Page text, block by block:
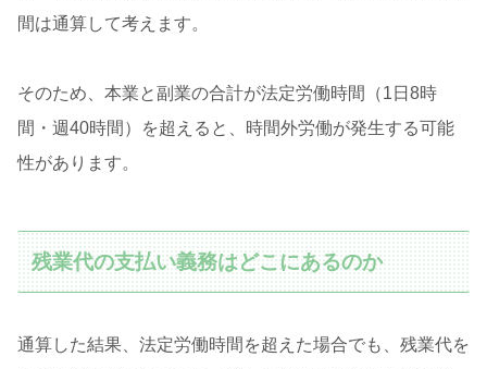
間は通算して考えます。
そのため、本業と副業の合計が法定労働時間（1日8時
間・週40時間）を超えると、時間外労働が発生する可能
性があります。
残業代の支払い義務はどこにあるのか
通算した結果、法定労働時間を超えた場合でも、残業代を